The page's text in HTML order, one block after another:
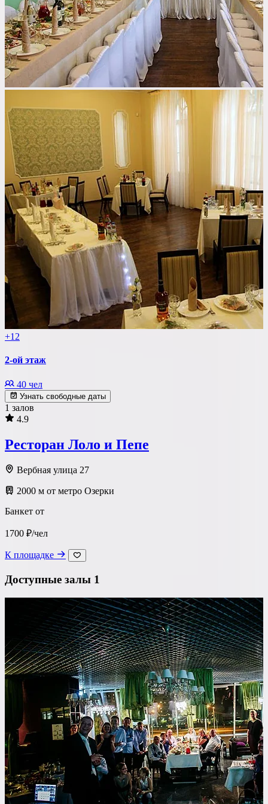
+12
2-ой этаж
40 чел
Узнать свободные даты
1 залов
4.9
Ресторан Лоло и Пепе
Вербная улица 27
2000 м от метро Озерки
Банкет от
1700 ₽/чел
К площадке
Доступные залы 1